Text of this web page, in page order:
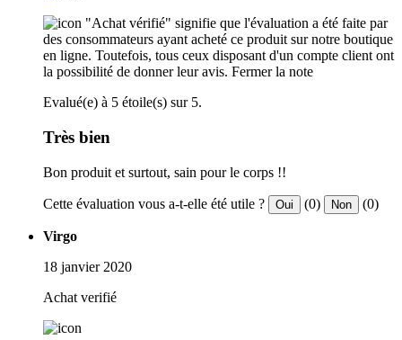
"Achat vérifié" signifie que l'évaluation a été faite par
des consommateurs ayant acheté ce produit sur notre boutique
en ligne. Toutefois, tous ceux disposant d'un compte client ont
la possibilité de donner leur avis. Fermer la note
Evalué(e) à 5 étoile(s) sur 5.
Très bien
Bon produit et surtout, sain pour le corps !!
Cette évaluation vous a-t-elle été utile ? Oui (0) Non (0)
Virgo
18 janvier 2020
Achat verifié